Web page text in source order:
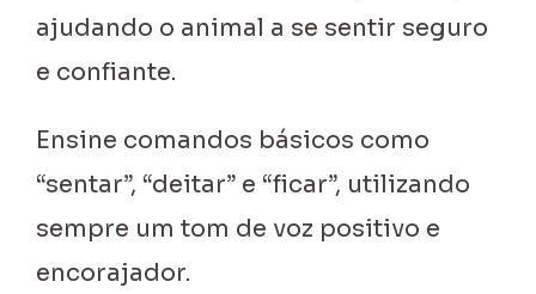
ajudando o animal a se sentir seguro
e confiante.
Ensine comandos básicos como
“sentar”, “deitar” e “ficar”, utilizando
sempre um tom de voz positivo e
encorajador.